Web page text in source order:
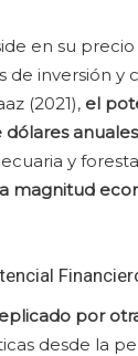
en su
inversión y
(2021), el
anuales
y
magnitud
por
desde la